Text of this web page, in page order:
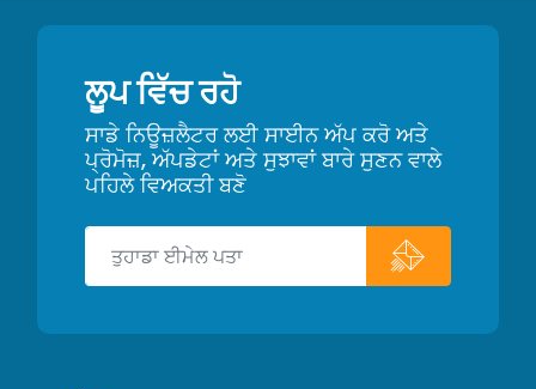
ਲੂਪ ਵਿੱਚ ਰਹੋ
ਸਾਡੇ ਨਿਊਜ਼ਲੈਟਰ ਲਈ ਸਾਈਨ ਅੱਪ ਕਰੋ ਅਤੇ
ਪ੍ਰੋਮੋਜ਼, ਅੱਪਡੇਟਾਂ ਅਤੇ ਸੁਝਾਵਾਂ ਬਾਰੇ ਸੁਣਨ ਵਾਲੇ
ਪਹਿਲੇ ਵਿਅਕਤੀ ਬਣੋ